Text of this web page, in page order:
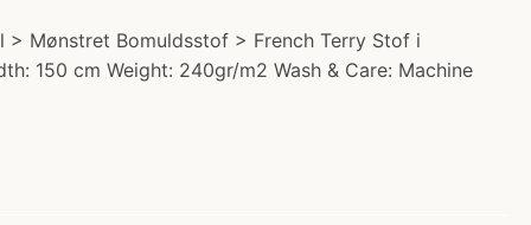
Mønstret Bomuldsstof > French Terry Stof i
150 cm Weight: 240gr/m2 Wash & Care: Machine